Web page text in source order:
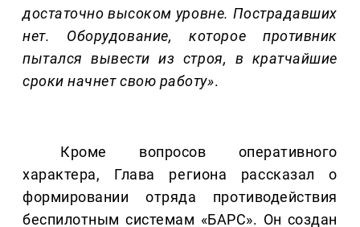
достаточно высоком уровне. Пострадавших
нет. Оборудование, которое противник
пытался вывести из строя, в кратчайшие
сроки начнет свою работу».
Кроме вопросов оперативного
характера, Глава региона рассказал о
формировании отряда противодействия
беспилотным системам «БАРС». Он создан